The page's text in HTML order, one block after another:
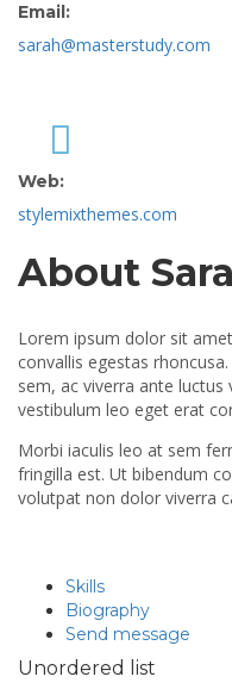
Email:
sarah@masterstudy.com
Web:
stylemixthemes.com
About
Lorem ipsum dolor sit
convallis egestas
sem, ac viverra ante
vestibulum leo eget erat
Morbi iaculis leo at sem
fringilla est. Ut bibendum
volutpat non dolor viverra
Skills
Biography
Send message
Unordered list